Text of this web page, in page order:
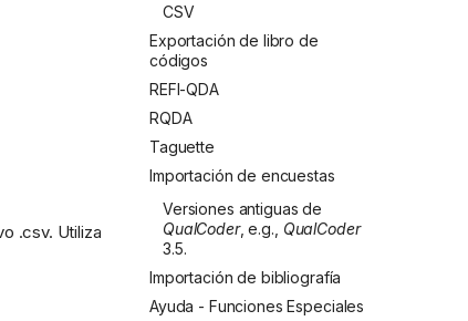
CSV
Exportación de libro de
códigos
REFI-QDA
RQDA
Taguette
Importación de encuestas
Versiones antiguas de
QualCoder, e.g., QualCoder
3.5.
Importación de bibliografía
Ayuda - Funciones Especiales
.csv. Utiliza